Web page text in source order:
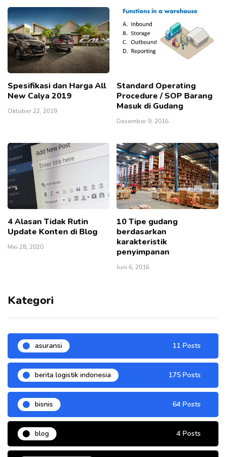
Spesifikasi dan Harga All
New Calya 2019
Oktober 22, 2019
Standard Operating
Procedure / SOP Barang
Masuk di Gudang
Desember 9, 2016
4 Alasan Tidak Rutin
Update Konten di Blog
Mei 28, 2020
10 Tipe gudang
berdasarkan
karakteristik
penyimpanan
Juni 6, 2016
Kategori
asuransi 11 Posts
berita logistik indonesia 175 Posts
bisnis 64 Posts
blog 4 Posts